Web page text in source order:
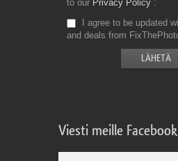
to our Privacy Policy
I agree to be updated
and deals from
Viesti meille